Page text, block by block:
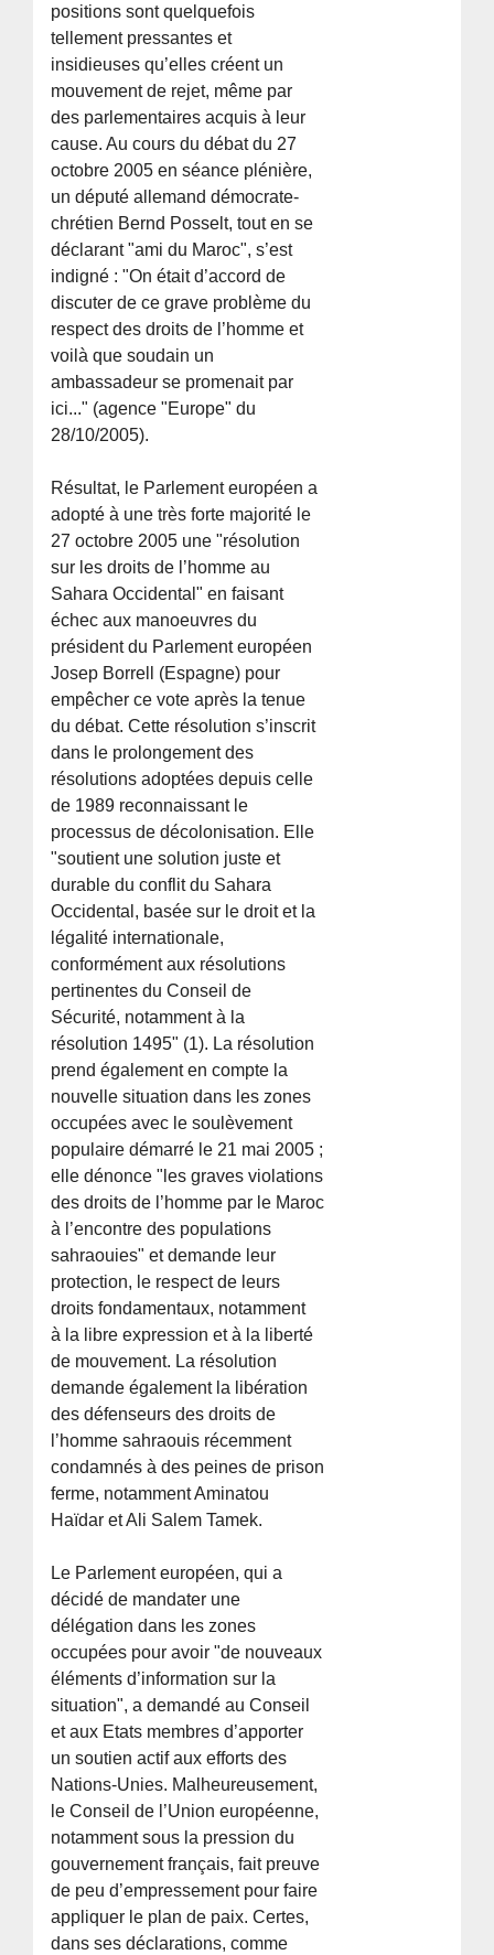
positions sont quelquefois
tellement pressantes et
insidieuses qu’elles créent un
mouvement de rejet, même par
des parlementaires acquis à leur
cause. Au cours du débat du 27
octobre 2005 en séance plénière,
un député allemand démocrate-
chrétien Bernd Posselt, tout en se
déclarant "ami du Maroc", s’est
indigné : "On était d’accord de
discuter de ce grave problème du
respect des droits de l’homme et
voilà que soudain un
ambassadeur se promenait par
ici..." (agence "Europe" du
28/10/2005).
Résultat, le Parlement européen a
adopté à une très forte majorité le
27 octobre 2005 une "résolution
sur les droits de l’homme au
Sahara Occidental" en faisant
échec aux manoeuvres du
président du Parlement européen
Josep Borrell (Espagne) pour
empêcher ce vote après la tenue
du débat. Cette résolution s’inscrit
dans le prolongement des
résolutions adoptées depuis celle
de 1989 reconnaissant le
processus de décolonisation. Elle
"soutient une solution juste et
durable du conflit du Sahara
Occidental, basée sur le droit et la
légalité internationale,
conformément aux résolutions
pertinentes du Conseil de
Sécurité, notamment à la
résolution 1495" (1). La résolution
prend également en compte la
nouvelle situation dans les zones
occupées avec le soulèvement
populaire démarré le 21 mai 2005 ;
elle dénonce "les graves violations
des droits de l’homme par le Maroc
à l’encontre des populations
sahraouies" et demande leur
protection, le respect de leurs
droits fondamentaux, notamment
à la libre expression et à la liberté
de mouvement. La résolution
demande également la libération
des défenseurs des droits de
l’homme sahraouis récemment
condamnés à des peines de prison
ferme, notamment Aminatou
Haïdar et Ali Salem Tamek.
Le Parlement européen, qui a
décidé de mandater une
délégation dans les zones
occupées pour avoir "de nouveaux
éléments d’information sur la
situation", a demandé au Conseil
et aux Etats membres d’apporter
un soutien actif aux efforts des
Nations-Unies. Malheureusement,
le Conseil de l’Union européenne,
notamment sous la pression du
gouvernement français, fait preuve
de peu d’empressement pour faire
appliquer le plan de paix. Certes,
dans ses déclarations, comme